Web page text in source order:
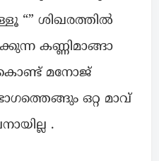
“” ശിഖരത്തിൽ
കണ്ണിമാങ്ങാ
മനോജ്
ഒറ്റ മാവ്
.